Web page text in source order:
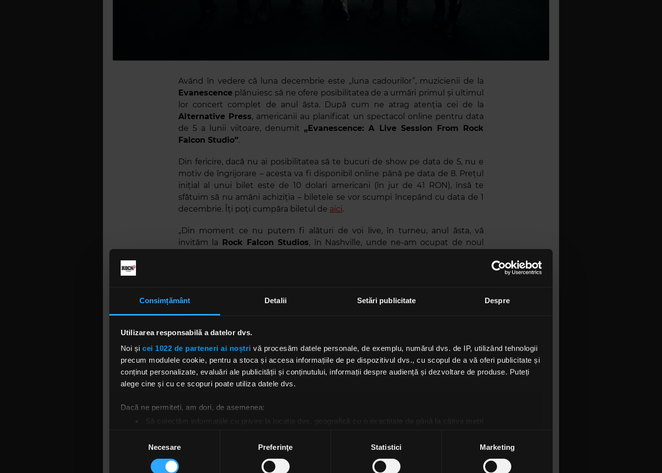
Consimțământ Detalii Setări publicitate Despre
Utilizarea responsabilă a datelor dvs.
Noi și cei 1022 de parteneri ai noștri vă procesăm datele personale, de exemplu, numărul dvs. de IP, utilizând tehnologii
precum modulele cookie, pentru a stoca și accesa informațiile de pe dispozitivul dvs., cu scopul de a vă oferi publicitate și
conținut personalizate, evaluări ale publicității și conținutului, informații despre audiență și dezvoltare de produse. Puteți
alege cine și cu ce scopuri poate utiliza datele dvs.
Dacă ne permiteți, am dori, de asemenea:
Să colectăm informațiile cu privire la locația dvs. geografică cu o exactitate de până la câțiva metri
Găsiți mai multe informații despre procesarea datelor dvs. personale și configurați-vă preferințele la
secțiunea cu detalii
Vă puteți modifica sau retrage oricând acordul din Declarația despre modulele cookie.
consimțământului
Necesare Preferinţe Statistici Marketing
Având în vedere că luna decembrie este „luna cadourilor”, muzicienii de la
Evanescenceplănuiesc să ne ofere posibilitatea de a urmări primul și ultimul
lor concert complet de anul ăsta. După cum ne atrag atenția cei de la
Alternative Press, americanii au planificat un spectacol online pentru data
de 5 a lunii viitoare, denumit„Evanescence: A Live Session From Rock
Falcon Studio”.
Din fericire, dacă nu ai posibilitatea să te bucuri de show pe data de 5, nu e
motiv de îngrijorare – acesta va fi disponibil online până pe data de 8. Prețul
inițial al unui bilet este de 10 dolari americani (în jur de 41 RON), însă te
sfătuim să nu amâni achiziția – biletele se vor scumpi începând cu data de 1
decembrie. Îți poți cumpăra biletul de aici.
„Din moment ce nu putem fi alături de voi live, în turneu, anul ăsta, vă
invităm la Rock Falcon Studios, în Nashville, unde ne-am ocupat de noul
cu numai două melodii incomplete, chiar dacă data de lansare nu a fost
stabilită încă.
„Am abordat asta destul de diferit, din moment ce am lansat câte un single la
vreo două luni. Intenționam să facem asta încă de la început, însă acum
să trăiesc mai mult în prezent când vine vorba de muzica noastră, în loc să